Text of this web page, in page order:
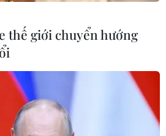
thế giới chuyển hướng